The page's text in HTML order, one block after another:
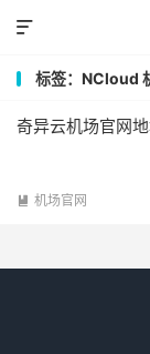

标签：NCloud
奇异云机场官网
 机场官网